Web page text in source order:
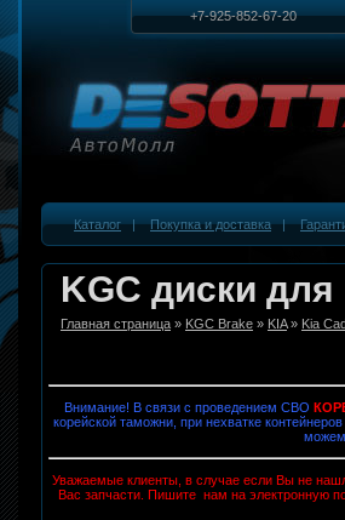
+7-925-852-67-20
Каталог|Покупка и доставка|
KGC диски
Главная страница » KGC Brake » KIA» Kia
Внимание! В связи с проведением СВО
корейской таможни, при нехватке
можем
Уважаемые клиенты, в случае если Вы не
Вас запчасти. Пишите нам на электронную